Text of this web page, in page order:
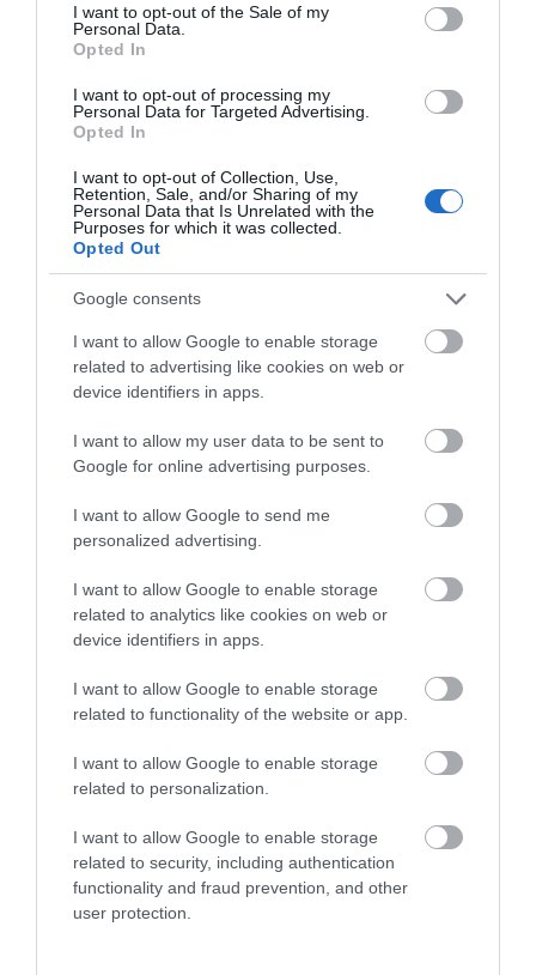
consent section.
I want to opt-out of the Sale of my
Personal Data.
Opted In
I want to opt-out of processing my
Personal Data for Targeted Advertising.
Opted In
I want to opt-out of Collection, Use,
Retention, Sale, and/or Sharing of my
Personal Data that Is Unrelated with the
Purposes for which it was collected.
Opted Out
Google consents
I want to allow Google to enable storage
related to advertising like cookies on web or
device identifiers in apps.
I want to allow my user data to be sent to
Google for online advertising purposes.
I want to allow Google to send me
personalized advertising.
I want to allow Google to enable storage
related to analytics like cookies on web or
device identifiers in apps.
I want to allow Google to enable storage
related to functionality of the website or app.
I want to allow Google to enable storage
related to personalization.
I want to allow Google to enable storage
related to security, including authentication
functionality and fraud prevention, and other
user protection.
09.08.2026 | 14:20
δικαιούχοι πληρώνονται έως τις
14 Αυγούστου
Κατάνυξη στην Εύβοια:
Παράκληση της Παναγίας στη
Λούτσα με κεράσματα και
αναψυκτικά
09.08.2026 | 13:40
Σκύλος ή γάτα; Δείτε πόσα
χρήματα θα χρειαστείτε κάθε
χρόνο
Πανικός σε λιμάνι της Εύβοιας με
Χάος στην Εύβοια:
Ουρά χιλιομέτρων
μέσα στον Αύγουστο –
«Κινδυνεύουμε να
χάσουμε το πλοίο!»
Νέα τραγωδία σε
Εύβοια: Έργα
οδοποιίας 2,4 εκατ.
ευρώ – Ποιοι δρόμοι
αλλάζουν
Έκτακτα μέτρα και
απαγορεύσεις σήμερα